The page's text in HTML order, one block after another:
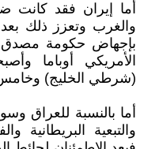
أما إيران فقد كانت
والغرب وتعزز ذلك بعد
بإجهاض حكومة مصدق
الأمريكي أوباما
(شرطي الخليج)
أما بالنسبة للعراق
والتبعية البريطانية